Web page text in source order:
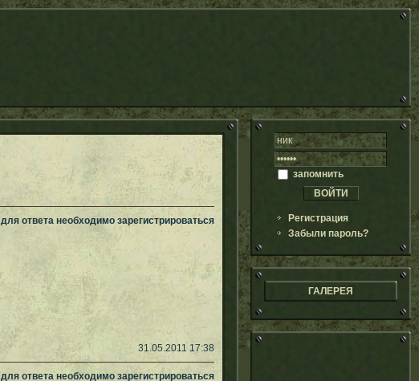
для ответа необходимо зарегистрироваться
31.05.2011 17:38
для ответа необходимо зарегистрироваться
запомнить
Регистрация
Забыли пароль?
ГАЛЕРЕЯ